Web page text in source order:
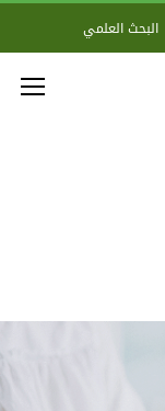
البحث العلمي